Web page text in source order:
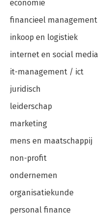
economie
financieel management
inkoop en logistiek
internet en social media
it-management / ict
juridisch
leiderschap
marketing
mens en maatschappij
non-profit
ondernemen
organisatiekunde
personal finance